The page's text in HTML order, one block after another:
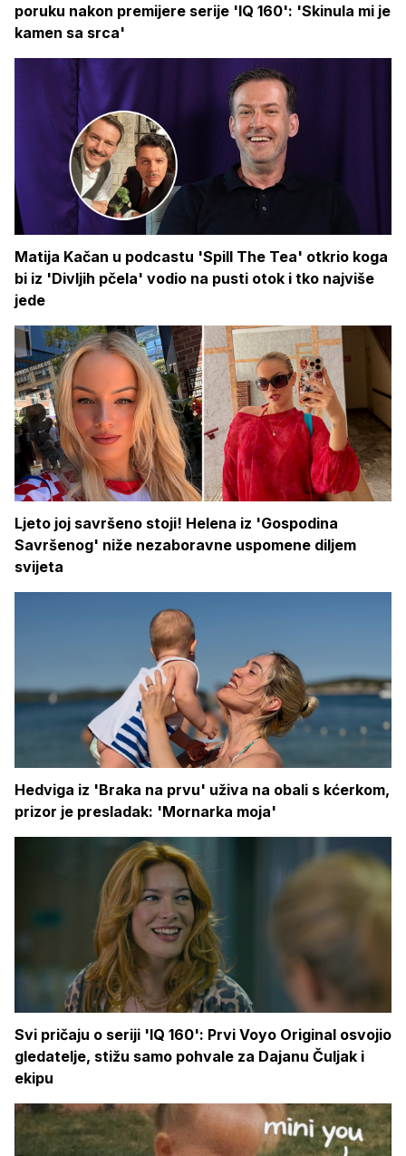
poruku nakon premijere serije 'IQ 160': 'Skinula mi je
kamen sa srca'
Matija Kačan u podcastu 'Spill The Tea' otkrio koga
bi iz 'Divljih pčela' vodio na pusti otok i tko najviše
jede
Ljeto joj savršeno stoji! Helena iz 'Gospodina
Savršenog' niže nezaboravne uspomene diljem
svijeta
Hedviga iz 'Braka na prvu' uživa na obali s kćerkom,
prizor je presladak: 'Mornarka moja'
Svi pričaju o seriji 'IQ 160': Prvi Voyo Original osvojio
gledatelje, stižu samo pohvale za Dajanu Čuljak i
ekipu